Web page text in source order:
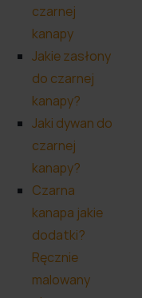
czarnej
kanapy
Jakie zasłony
do czarnej
kanapy?
Jaki dywan do
czarnej
kanapy?
Czarna
kanapa jakie
dodatki?
Ręcznie
malowany